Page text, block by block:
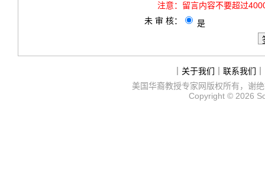
注意： 留言内容不要超过
未 审 核：
是
关于我们 联系我们
美国华裔教授专家网版权所有，谢
Copyright © 2026